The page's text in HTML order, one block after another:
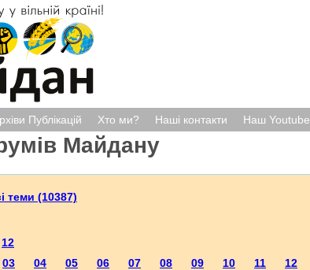
Публікацій Хто ми? Наші контакти Наш Youtube
Майдану
теми (10387)
12
03 04 05 06 07 08 09 10 11 12